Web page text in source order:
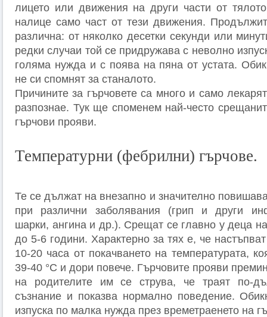
лицето или движения на други части от
налице само част от тези движения.
различна: от няколко десетки секунди или
редки случаи той се придружава с неволно
голяма нужда и с поява на пяна от устата.
не си спомнят за станалото.
Причините за гърчовете са много и само
разпознае. Тук ще споменем най-често
гърчови прояви.
Температурни (фебрилни) гърчове.
Те се дължат на внезапно и значително
при различни заболявания (грип и други
шарки, ангина и др.). Срещат се главно у деца
до 5-6 години. Характерно за тях е, че
10-20 часа от покачването на температурата,
39-40 °С и дори повече. Гърчовите прояви
на родителите им се струва, че траят по-
съзнание и показва нормално поведение.
изпуска по малка нужда през времетраенето на